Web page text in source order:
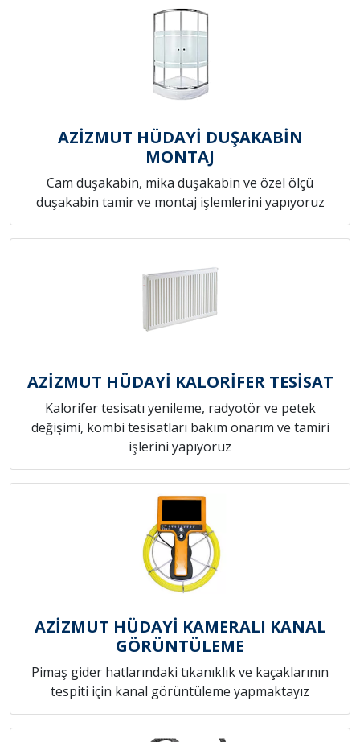
AZİZMUT HÜDAYİ DUŞAKABİN
MONTAJ
Cam duşakabin, mika duşakabin ve özel ölçü
duşakabin tamir ve montaj işlemlerini yapıyoruz
AZİZMUT HÜDAYİ KALORİFER TESİSAT
Kalorifer tesisatı yenileme, radyotör ve petek
değişimi, kombi tesisatları bakım onarım ve tamiri
işlerini yapıyoruz
AZİZMUT HÜDAYİ KAMERALI KANAL
GÖRÜNTÜLEME
Pimaş gider hatlarındaki tıkanıklık ve kaçaklarının
tespiti için kanal görüntüleme yapmaktayız